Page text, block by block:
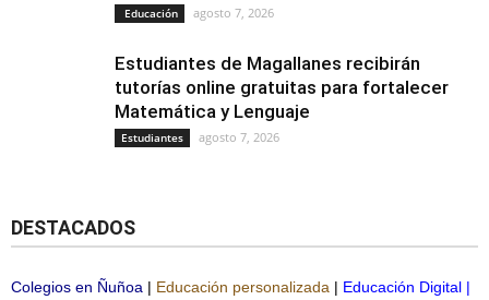
Educación agosto 7, 2026
Estudiantes de Magallanes recibirán
tutorías online gratuitas para fortalecer
Matemática y Lenguaje
Estudiantes agosto 7, 2026
DESTACADOS
Colegios en Ñuñoa | Educación personalizada | Educación Digital |